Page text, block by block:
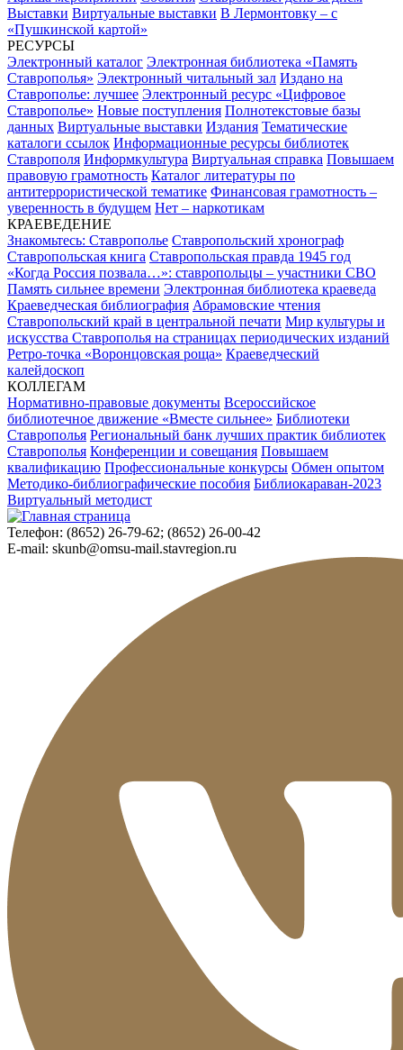
Выставки Виртуальные выставки В Лермонтовку – с
«Пушкинской картой»
РЕСУРСЫ
Электронный каталог Электронная библиотека «Память
Ставрополья» Электронный читальный зал Издано на
Ставрополье: лучшее Электронный ресурс «Цифровое
Ставрополье» Новые поступления Полнотекстовые базы
данных Виртуальные выставки Издания Тематические
каталоги ссылок Информационные ресурсы библиотек
Ставрополя Информкультура Виртуальная справка Повышаем
правовую грамотность Каталог литературы по
антитеррористической тематике Финансовая грамотность –
уверенность в будущем Нет – наркотикам
КРАЕВЕДЕНИЕ
Знакомьтесь: Ставрополье Ставропольский хронограф
Ставропольская книга Ставропольская правда 1945 год
«Когда Россия позвала…»: ставропольцы – участники СВО
Память сильнее времени Электронная библиотека краеведа
Краеведческая библиография Абрамовские чтения
Ставропольский край в центральной печати Мир культуры и
искусства Ставрополья на страницах периодических изданий
Ретро-точка «Воронцовская роща» Краеведческий
калейдоскоп
КОЛЛЕГАМ
Нормативно-правовые документы Всероссийское
библиотечное движение «Вместе сильнее» Библиотеки
Ставрополья Региональный банк лучших практик библиотек
Ставрополья Конференции и совещания Повышаем
квалификацию Профессиональные конкурсы Обмен опытом
Методико-библиографические пособия Библиокараван-2023
Виртуальный методист
Телефон: (8652) 26-79-62; (8652) 26-00-42
E-mail: skunb@omsu-mail.stavregion.ru